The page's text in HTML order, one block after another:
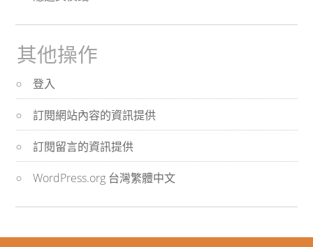
其他操作
登入
訂閱網站內容的資訊提供
訂閱留言的資訊提供
WordPress.org 台灣繁體中文